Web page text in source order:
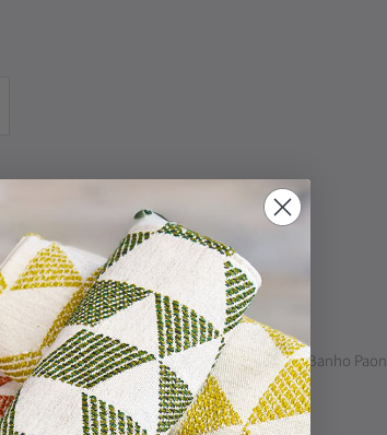
Início/Tapetes Abyss & Habidecor/ Tapete de Banho Paon
Tapete de Banho Paon
Quantidade
de
Tapete